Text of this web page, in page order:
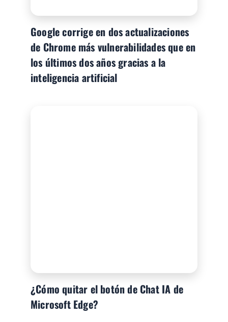
Google corrige en dos actualizaciones
de Chrome más vulnerabilidades que en
los últimos dos años gracias a la
inteligencia artificial
¿Cómo quitar el botón de Chat IA de
Microsoft Edge?